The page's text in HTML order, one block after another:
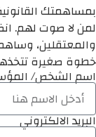
بمساهمتك
لمن لا صوت لهم.
والمعتقلين،
خطوة صغيرة
اسم الشخص/
البريد الالكتروني